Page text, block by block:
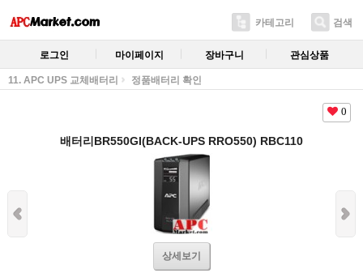
카테고리 검색
로그인 마이페이지 장바구니 관심상품
11. APC UPS 교체배터리 정품배터리 확인
0
배터리BR550GI(BACK-UPS RRO550) RBC110
상세보기